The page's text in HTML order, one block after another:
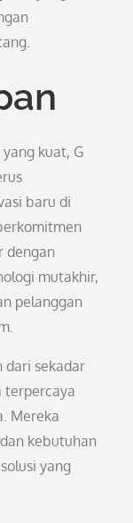
kuat, G
baru di
dengan
mutakhir,
pelanggan
dari sekadar
terpercaya
Mereka
kebutuhan
yang